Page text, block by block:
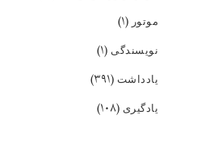
موتور (۱)
نویسندگی (۱)
یادداشت (۳۹۱)
یادگیری (۱۰۸)